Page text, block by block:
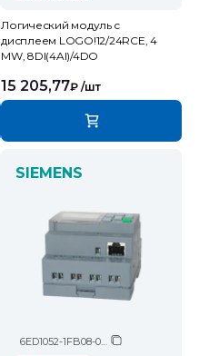
Логический модуль c
дисплеем LOGO!12/24RCE, 4
MW, 8DI(4AI)/4DO
15 205,77₽ /шт
SIEMENS
6ED1052-1FB08-0BA2